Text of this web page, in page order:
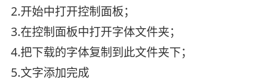
2.开始中打开控制面板；
3.在控制面板中打开字体文件夹；
4.把下载的字体复制到此文件夹下；
5.文字添加完成